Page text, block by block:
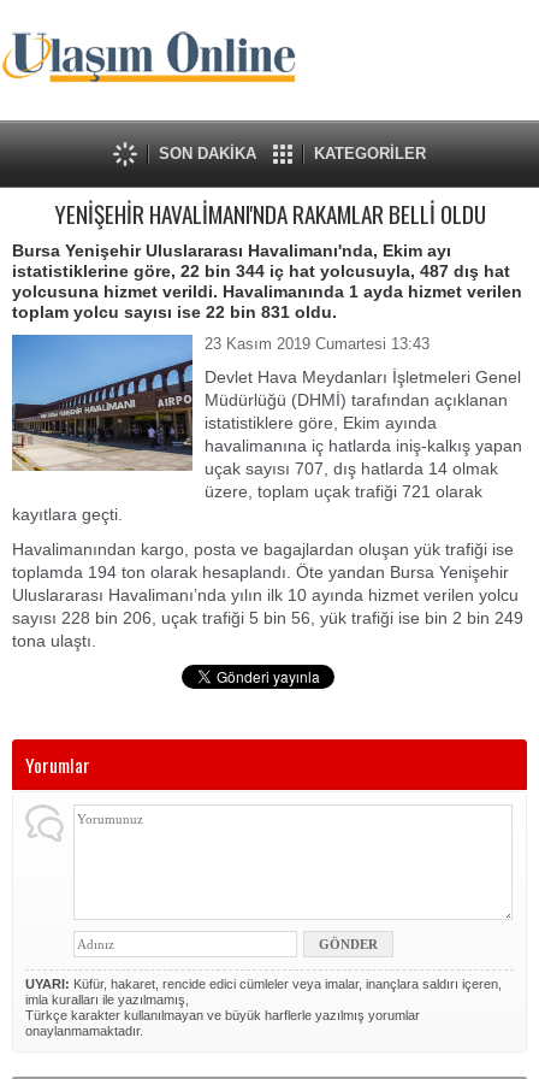
SON DAKİKA KATEGORİLER
YENİŞEHİR HAVALİMANI'NDA RAKAMLAR BELLİ OLDU
Bursa Yenişehir Uluslararası Havalimanı'nda, Ekim ayı
istatistiklerine göre, 22 bin 344 iç hat yolcusuyla, 487 dış hat
yolcusuna hizmet verildi. Havalimanında 1 ayda hizmet verilen
toplam yolcu sayısı ise 22 bin 831 oldu.
23 Kasım 2019 Cumartesi 13:43
Devlet Hava Meydanları İşletmeleri Genel
Müdürlüğü (DHMİ) tarafından açıklanan
istatistiklere göre, Ekim ayında
havalimanına iç hatlarda iniş-kalkış yapan
uçak sayısı 707, dış hatlarda 14 olmak
üzere, toplam uçak trafiği 721 olarak
kayıtlara geçti.
Havalimanından kargo, posta ve bagajlardan oluşan yük trafiği ise
toplamda 194 ton olarak hesaplandı. Öte yandan Bursa Yenişehir
Uluslararası Havalimanı’nda yılın ilk 10 ayında hizmet verilen yolcu
sayısı 228 bin 206, uçak trafiği 5 bin 56, yük trafiği ise bin 2 bin 249
tona ulaştı.
Yorumlar
UYARI: Küfür, hakaret, rencide edici cümleler veya imalar, inançlara saldırı içeren,
imla kuralları ile yazılmamış,
Türkçe karakter kullanılmayan ve büyük harflerle yazılmış yorumlar
onaylanmamaktadır.